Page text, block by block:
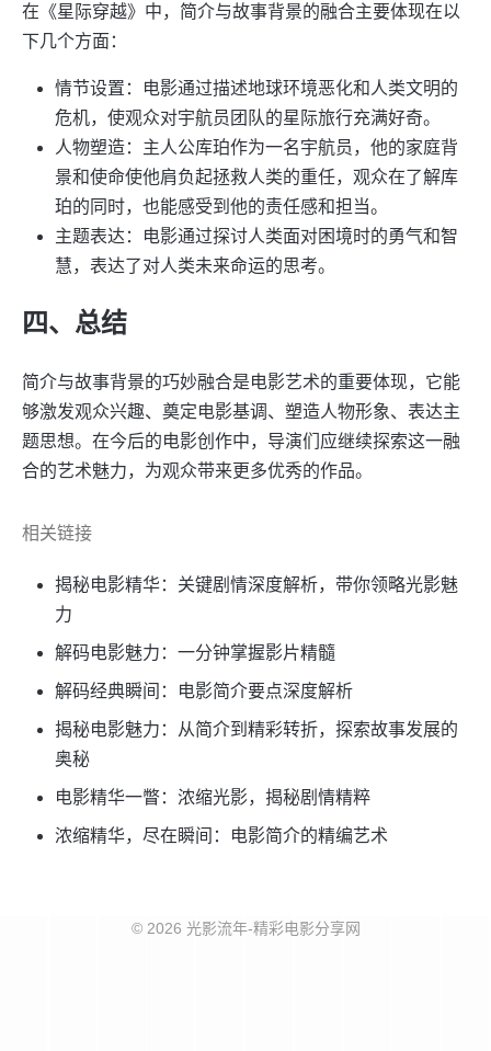
在《星际穿越》中，简介与故事背景的融合主要体现在以
下几个方面：
情节设置：电影通过描述地球环境恶化和人类文明的
危机，使观众对宇航员团队的星际旅行充满好奇。
人物塑造：主人公库珀作为一名宇航员，他的家庭背
景和使命使他肩负起拯救人类的重任，观众在了解库
珀的同时，也能感受到他的责任感和担当。
主题表达：电影通过探讨人类面对困境时的勇气和智
慧，表达了对人类未来命运的思考。
四、总结
简介与故事背景的巧妙融合是电影艺术的重要体现，它能
够激发观众兴趣、奠定电影基调、塑造人物形象、表达主
题思想。在今后的电影创作中，导演们应继续探索这一融
合的艺术魅力，为观众带来更多优秀的作品。
相关链接
揭秘电影精华：关键剧情深度解析，带你领略光影魅
力
解码电影魅力：一分钟掌握影片精髓
解码经典瞬间：电影简介要点深度解析
揭秘电影魅力：从简介到精彩转折，探索故事发展的
奥秘
电影精华一瞥：浓缩光影，揭秘剧情精粹
浓缩精华，尽在瞬间：电影简介的精编艺术
© 2026 光影流年-精彩电影分享网